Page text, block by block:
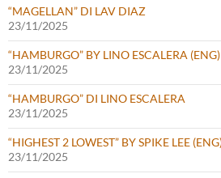
“MAGELLAN” DI LAV DIAZ
23/11/2025
“HAMBURGO” BY LINO ESCALERA (ENG)
23/11/2025
“HAMBURGO” DI LINO ESCALERA
23/11/2025
“HIGHEST 2 LOWEST” BY SPIKE LEE
23/11/2025